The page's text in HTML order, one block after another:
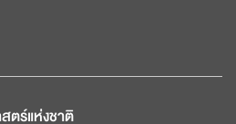
ร์แห่งชาติ